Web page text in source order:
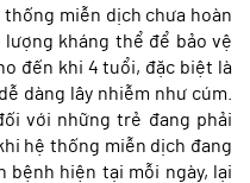
miễn dịch chưa hoàn
kháng thể để bảo vệ
đến khi 4 tuổi, đặc biệt là
dàng lây nhiễm như cúm.
với những trẻ đang phải
hệ thống miễn dịch đang
bệnh hiện tại mỗi ngày, lại